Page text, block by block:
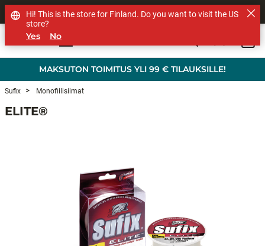
MAKSUTON TOIMITUS YLI 99 € TILAUKSILLE!
MUUT TUOTEMERKIT
Sufix Monofiilisiimat
ELITE®
Hi! This is the store for Finland. Do you want to visit the US
store?
Yes No